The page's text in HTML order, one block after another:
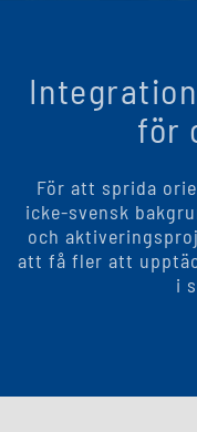
för
För att sprida
icke-svensk
och
att få fler att
i